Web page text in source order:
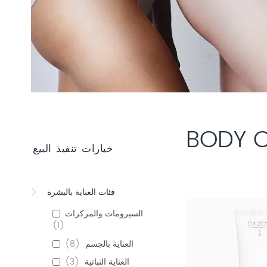
BODY خيارات تنفيذ البيع
فئات العناية بالبشرة
السيرومات والمركزات
1
العناية بالجسم
8
العناية النباتية
3